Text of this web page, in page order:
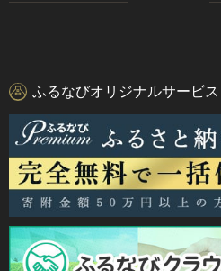
ふるなびオリジナルサービス